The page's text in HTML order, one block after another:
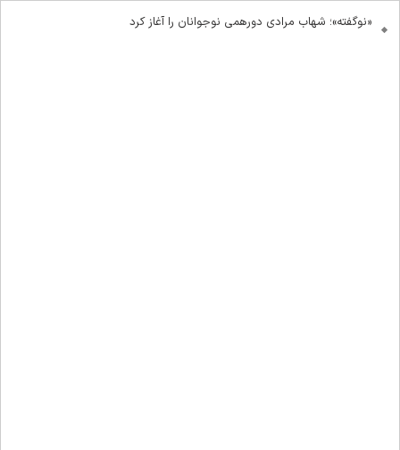
«نوگفته»؛ شهاب مرادی دورهمی نوجوانان را آغاز کرد